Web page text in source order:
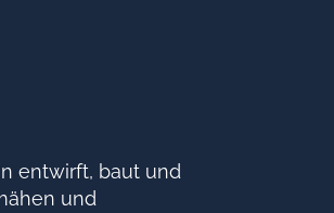
entwirft, baut und
und